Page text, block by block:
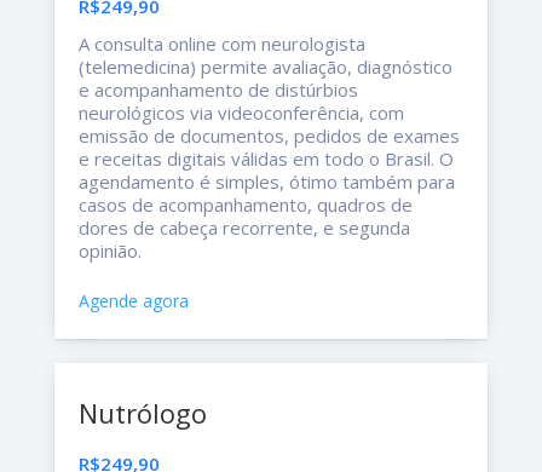
R$249,90
A consulta online com neurologista
(telemedicina) permite avaliação, diagnóstico
e acompanhamento de distúrbios
neurológicos via videoconferência, com
emissão de documentos, pedidos de exames
e receitas digitais válidas em todo o Brasil. O
agendamento é simples, ótimo também para
casos de acompanhamento, quadros de
dores de cabeça recorrente, e segunda
opinião.
Agende agora
Nutrólogo
R$249,90